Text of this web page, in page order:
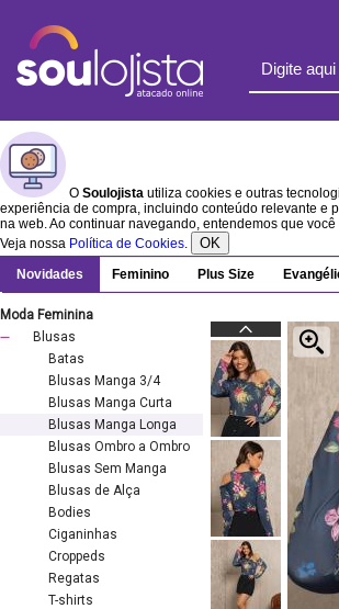
O Soulojista utiliza cookies e outras
experiência de compra, incluindo conteúdo relevante e
na web. Ao continuar navegando, entendemos que
Veja nossa Política de Cookies. OK
Novidades Feminino Plus Size
Moda Feminina
Blusas
Batas
Blusas Manga 3/4
Blusas Manga Curta
Blusas Manga Longa
Blusas Ombro a Ombro
Blusas Sem Manga
Blusas de Alça
Bodies
Ciganinhas
Croppeds
Regatas
T-shirts